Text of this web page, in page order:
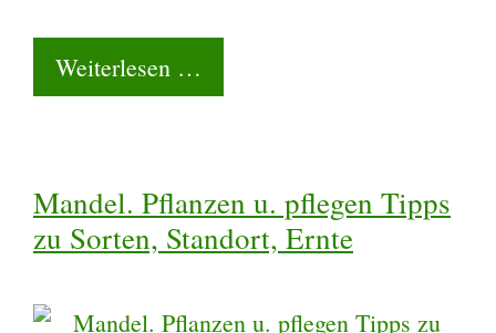
Weiterlesen …
Mandel. Pflanzen u. pflegen Tipps
zu Sorten, Standort, Ernte